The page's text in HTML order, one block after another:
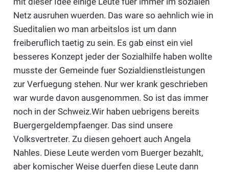
Netz ausruhen wuerden. Das ware so aehnlich wie in
Sueditalien wo man arbeitslos ist um dann
freiberuflich taetig zu sein. Es gab einst ein viel
besseres Konzept jeder der Sozialhilfe haben wollte
musste der Gemeinde fuer Sozialdienstleistungen
zur Verfuegung stehen. Nur wer krank geschrieben
war wurde davon ausgenommen. So ist das immer
noch in der Schweiz.Wir haben uebrigens bereits
Buergergeldempfaenger. Das sind unsere
Volksvertreter. Zu diesen gehoert auch Angela
Nahles. Diese Leute werden vom Buerger bezahlt,
aber komischer Weise duerfen diese Leute dann